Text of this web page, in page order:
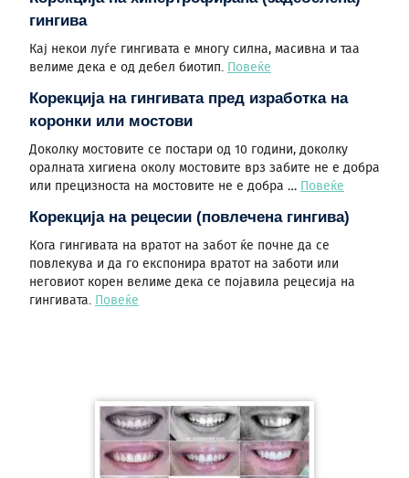
гингива
Кај некои луѓе гингивата е многу силна, масивна и таа
велиме дека е од дебел биотип.
Повеќе
Корекција на гингивата пред изработка на
коронки или мостови
Доколку мостовите се постари од 10 години, доколку
оралната хигиена околу мостовите врз забите не е добра
или прецизноста на мостовите не е добра …
Повеќе
Корекција на рецесии (повлечена гингива)
Кога гингивата на вратот на забот ќе почне да се
повлекува и да го експонира вратот на заботи или
неговиот корен велиме дека се појавила рецесија на
гингивата.
Повеќе